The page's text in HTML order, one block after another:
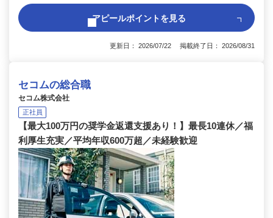
アピールポイントを見る
更新日： 2026/07/22 掲載終了日： 2026/08/31
セコムの総合職
セコム株式会社
正社員
【最大100万円の奨学金返還支援あり！】最長10連休／福
利厚生充実／平均年収600万超／未経験歓迎